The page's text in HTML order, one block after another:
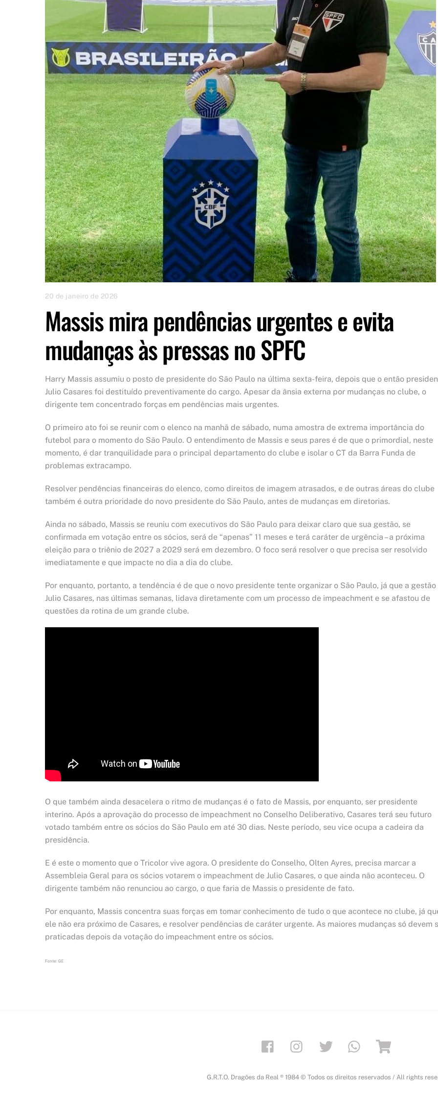
20 de janeiro de 2026
Massis mira pendências urgentes e evita
mudanças às pressas no SPFC
Harry Massis assumiu o posto de presidente do São Paulo na última sexta-feira, depois que o então
Julio Casares foi destituído preventivamente do cargo. Apesar da ânsia externa por mudanças no clube, o
dirigente tem concentrado forças em pendências mais urgentes.
O primeiro ato foi se reunir com o elenco na manhã de sábado, numa amostra de extrema importância do
futebol para o momento do São Paulo. O entendimento de Massis e seus pares é de que o primordial, neste
momento, é dar tranquilidade para o principal departamento do clube e isolar o CT da Barra Funda de
problemas extracampo.
Resolver pendências financeiras do elenco, como direitos de imagem atrasados, e de outras áreas do clube
também é outra prioridade do novo presidente do São Paulo, antes de mudanças em diretorias.
Ainda no sábado, Massis se reuniu com executivos do São Paulo para deixar claro que sua gestão, se
confirmada em votação entre os sócios, será de “apenas” 11 meses e terá caráter de urgência – a próxima
eleição para o triênio de 2027 a 2029 será em dezembro. O foco será resolver o que precisa ser resolvido
imediatamente e que impacte no dia a dia do clube.
Por enquanto, portanto, a tendência é de que o novo presidente tente organizar o São Paulo, já que a gestão
Julio Casares, nas últimas semanas, lidava diretamente com um processo de impeachment e se afastou de
questões da rotina de um grande clube.
O que também ainda desacelera o ritmo de mudanças é o fato de Massis, por enquanto, ser presidente
interino. Após a aprovação do processo de impeachment no Conselho Deliberativo, Casares terá seu futuro
votado também entre os sócios do São Paulo em até 30 dias. Neste período, seu vice ocupa a cadeira da
presidência.
E é este o momento que o Tricolor vive agora. O presidente do Conselho, Olten Ayres, precisa marcar a
Assembleia Geral para os sócios votarem o impeachment de Julio Casares, o que ainda não aconteceu. O
dirigente também não renunciou ao cargo, o que faria de Massis o presidente de fato.
Por enquanto, Massis concentra suas forças em tomar conhecimento de tudo o que acontece no clube, já
ele não era próximo de Casares, e resolver pendências de caráter urgente. As maiores mudanças só devem
praticadas depois da votação do impeachment entre os sócios.
Fonte: GE
Facebook Instagram Twitter Whatsapp
G.R.T.O. Dragões da Real ® 1984 © Todos os direitos reservados / All rights